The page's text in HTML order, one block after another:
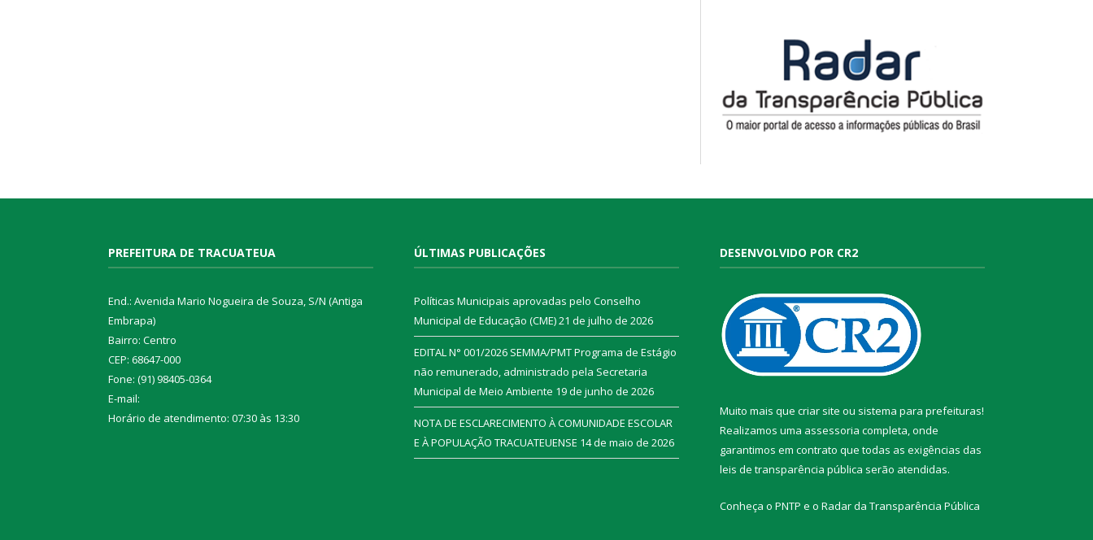
PREFEITURA DE TRACUATEUA
End.: Avenida Mario Nogueira de Souza, S/N (Antiga
Embrapa)
Bairro: Centro
CEP: 68647-000
Fone: (91) 98405-0364
E-mail:
Horário de atendimento: 07:30 às 13:30
ÚLTIMAS PUBLICAÇÕES
Políticas Municipais aprovadas pelo Conselho
Municipal de Educação (CME)21 de julho de 2026
EDITAL N° 001/2026 SEMMA/PMT Programa de Estágio
não remunerado, administrado pela Secretaria
Municipal de Meio Ambiente 19 de junho de 2026
NOTA DE ESCLARECIMENTO À COMUNIDADE ESCOLAR
E À POPULAÇÃO TRACUATEUENSE 14 de maio de 2026
DESENVOLVIDO POR CR2
Muito mais que criar site ou sistema para prefeituras!
Realizamos uma assessoria completa, onde
garantimos em contrato que todas as exigências das
leis de transparência pública serão atendidas.
Conheça o PNTP e o Radar da Transparência Pública